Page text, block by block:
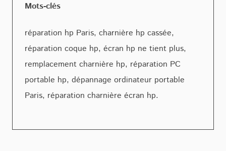
Mots-clés
réparation hp Paris, charnière hp cassée,
réparation coque hp, écran hp ne tient plus,
remplacement charnière hp, réparation PC
portable hp, dépannage ordinateur portable
Paris, réparation charnière écran hp.